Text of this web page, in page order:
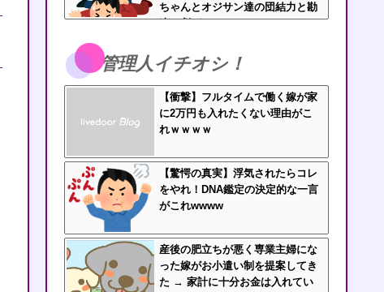
ちゃんとオジサン達の団結力と勘
違い劇がこちらｗｗ
管理人イチオシ！
【衝撃】フルタイムで働く嫁が家
に2万円も入れたくない理由がこ
れｗｗｗｗ
【驚愕の真実】浮気されたらコレ
をやれ！DNA鑑定の決定的な一言
がこれwwww
産後の肥立ちが悪く専業主婦にな
った嫁がお小遣い制を提案してき
た → 家計に十分お金は入れてい